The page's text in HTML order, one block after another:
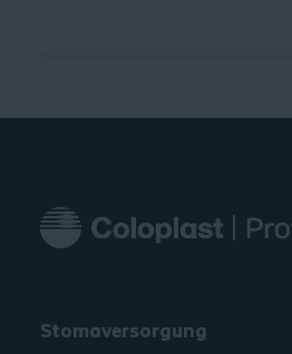
Stomaversorgung